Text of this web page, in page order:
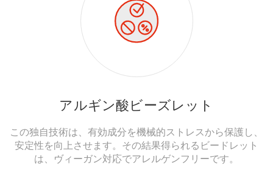
アルギン酸ビーズレット
この独自技術は、有効成分を機械的ストレスから保護し、
安定性を向上させます。その結果得られるビードレット
は、ヴィーガン対応でアレルゲンフリーです。